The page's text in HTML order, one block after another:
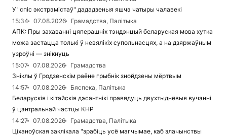
У "спіс экстрэмістаў" дададзеныя яшчэ чатыры чалавекі
15:34
07.08.2026
Грамадства, Палітыка
АПК: Пры захаванні цяперашніх тэндэнцый беларуская мова хутка
можа застацца толькі ў невялікіх супольнасцях, а на дзяржаўным
узроўні — знікнуць
15:07
07.08.2026
Грамадства
Зніклы ў Гродзенскім раёне грыбнік знойдзены мёртвым
14:57
07.08.2026
Бяспека, Палітыка
Беларускія і кітайскія дэсантнікі правядуць двухтыднёвыя вучэнні
ў цэнтральнай частцы КНР
14:27
07.08.2026
Грамадства, Палітыка
Ціханоўская заклікала "зрабіць усё магчымае, каб злачынствы